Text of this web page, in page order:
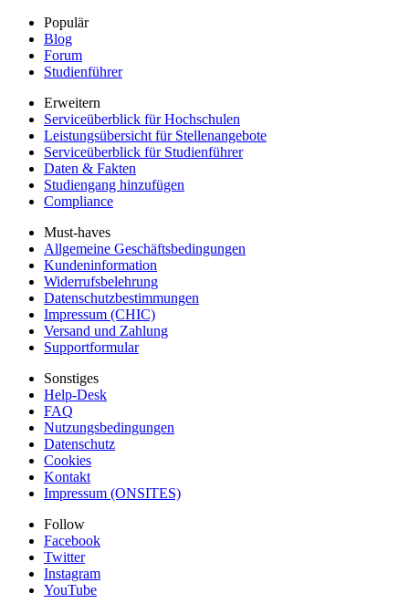
Populär
Blog
Forum
Studienführer
Erweitern
Serviceüberblick für Hochschulen
Leistungsübersicht für Stellenangebote
Serviceüberblick für Studienführer
Daten & Fakten
Studiengang hinzufügen
Compliance
Must-haves
Allgemeine Geschäftsbedingungen
Kundeninformation
Widerrufsbelehrung
Datenschutzbestimmungen
Impressum (CHIC)
Versand und Zahlung
Supportformular
Sonstiges
Help-Desk
FAQ
Nutzungsbedingungen
Datenschutz
Cookies
Kontakt
Impressum (ONSITES)
Follow
Facebook
Twitter
Instagram
YouTube